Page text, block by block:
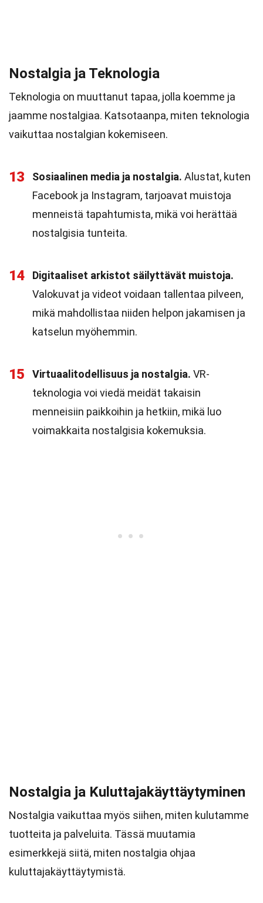
Nostalgia ja Teknologia
Teknologia on muuttanut tapaa, jolla koemme ja
jaamme nostalgiaa. Katsotaanpa, miten teknologia
vaikuttaa nostalgian kokemiseen.
13 Sosiaalinen media ja nostalgia. Alustat, kuten
Facebook ja Instagram, tarjoavat muistoja
menneistä tapahtumista, mikä voi herättää
nostalgisia tunteita.
14
Digitaaliset arkistot säilyttävät muistoja.
Valokuvat ja videot voidaan tallentaa pilveen,
mikä mahdollistaa niiden helpon jakamisen ja
katselun myöhemmin.
15 Virtuaalitodellisuus ja nostalgia. VR-
teknologia voi viedä meidät takaisin
menneisiin paikkoihin ja hetkiin, mikä luo
voimakkaita nostalgisia kokemuksia.
Nostalgia ja Kuluttajakäyttäytyminen
Nostalgia vaikuttaa myös siihen, miten kulutamme
tuotteita ja palveluita. Tässä muutamia
esimerkkejä siitä, miten nostalgia ohjaa
kuluttajakäyttäytymistä.